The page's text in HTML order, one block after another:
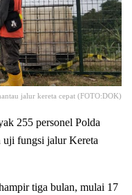
jalur kereta cepat (FOTO:DOK)
255 personel Polda
uji fungsi jalur Kereta
tiga bulan, mulai 17